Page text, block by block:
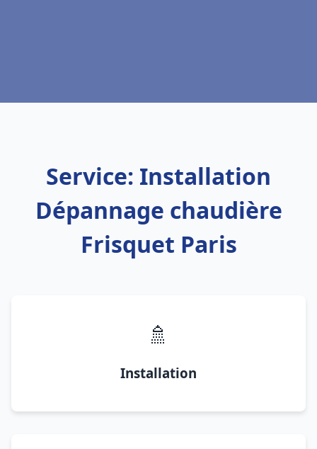
Service: Installation
Dépannage chaudière
Frisquet Paris
🚿
Installation